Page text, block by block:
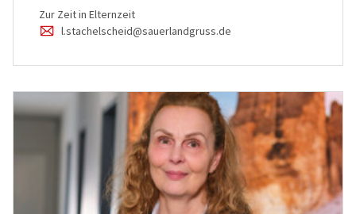
Zur Zeit in Elternzeit
l.stachelscheid@sauerlandgruss.de